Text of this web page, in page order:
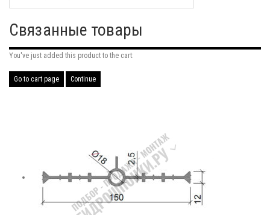
Связанные товары
You've just added this product to the cart:
Go to cart page Continue